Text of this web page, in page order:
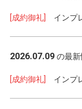
[成約御礼] インプ
2026.07.09 の最新
[成約御礼] インプ